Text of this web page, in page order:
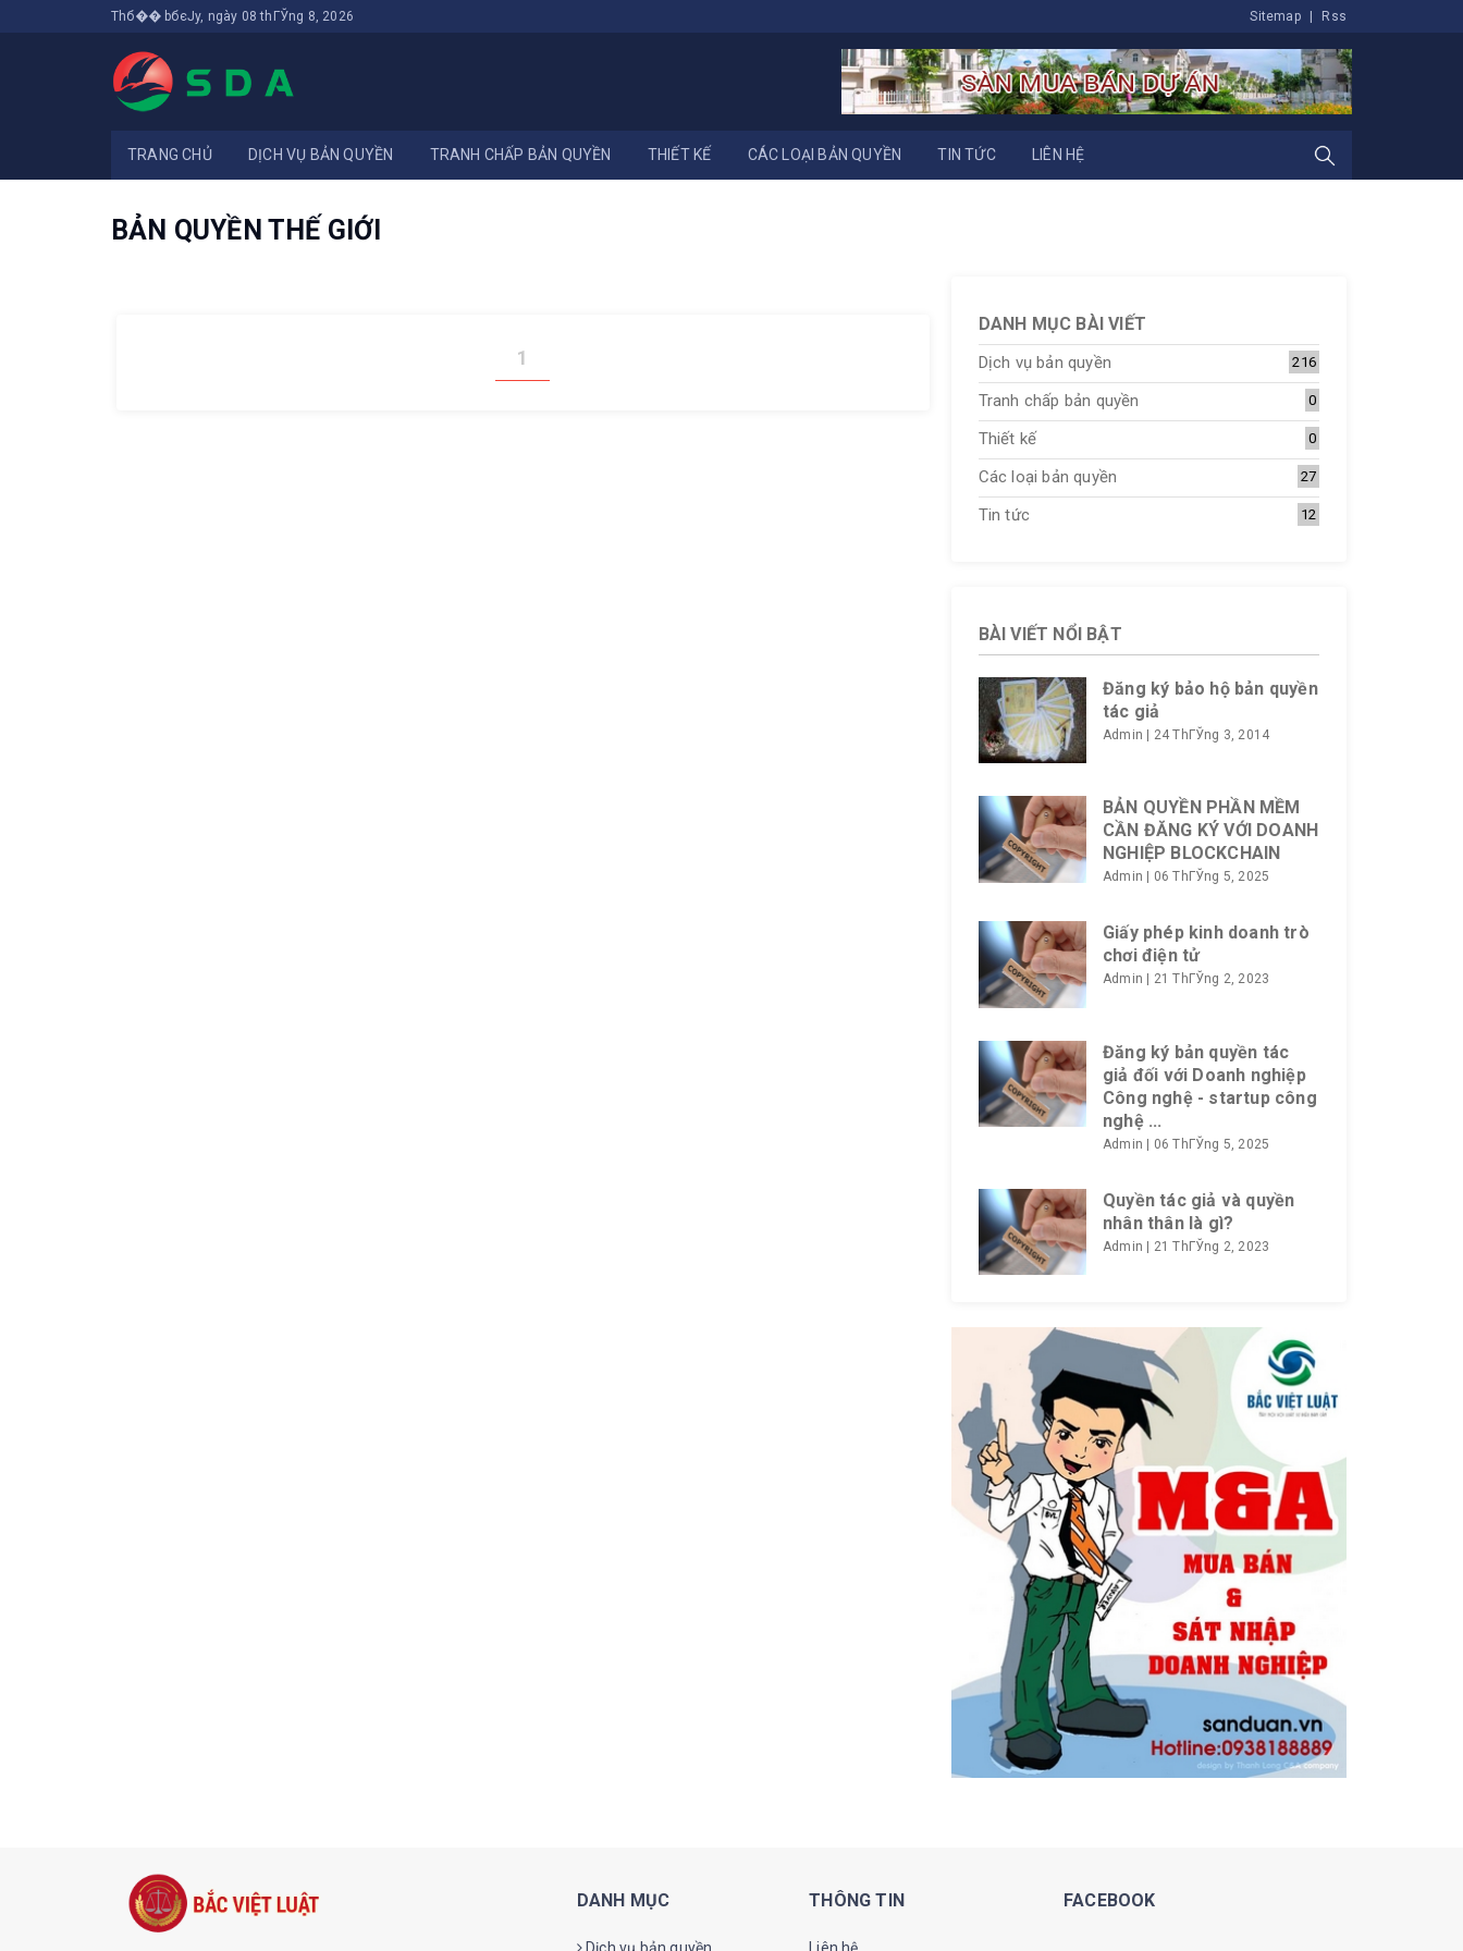
Thб�� bбєЈy, ngày 08 thГЎng 8, 2026 Sitemap Rss
TRANG CHỦ DỊCH VỤ BẢN QUYỀN TRANH CHẤP BẢN QUYỀN THIẾT KẾ CÁC LOẠI BẢN QUYỀN TIN TỨC LIÊN HỆ
BẢN QUYỀN THẾ GIỚI
1
DANH MỤC BÀI VIẾT
Dịch vụ bản quyền 216
Tranh chấp bản quyền 0
Thiết kế 0
Các loại bản quyền 27
Tin tức 12
BÀI VIẾT NỔI BẬT
Đăng ký bảo hộ bản quyền
tác giả
Admin | 24 ThГЎng 3, 2014
BẢN QUYỀN PHẦN MỀM
CẦN ĐĂNG KÝ VỚI DOANH
NGHIỆP BLOCKCHAIN
Admin 06 ThГЎng 5, 2025
Giấy phép kinh doanh trò
chơi điện tử
Admin 21 ThГЎng 2, 2023
Đăng ký bản quyền tác
giả đối với Doanh nghiệp
Công nghệ - startup công
nghệ ...
Admin | 06 ThГЎng 5, 2025
Quyền tác giả và quyền
nhân thân là gì?
Admin | 21 ThГЎng 2, 2023
DANH MỤC THÔNG TIN FACEBOOK